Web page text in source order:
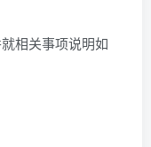
相关事项说明如